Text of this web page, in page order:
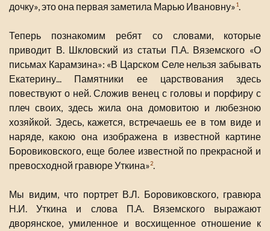
дочку», это она первая заметила Марью Ивановну»1.
Теперь познакомим ребят со словами, которые
приводит В. Шкловский из статьи П.А. Вяземского «О
письмах Карамзина»: «В Царском Селе нельзя забывать
Екатерину... Памятники ее царствования здесь
повествуют о ней. Сложив венец с головы и порфиру с
плеч своих, здесь жила она домовитою и любезною
хозяйкой. Здесь, кажется, встречаешь ее в том виде и
наряде, какою она изображена в известной картине
Боровиковского, еще более известной по прекрасной и
превосходной гравюре Уткина»2.
Мы видим, что портрет В.Л. Боровиковского, гравюра
Н.И. Уткина и слова П.А. Вяземского выражают
дворянское, умиленное и восхищенное отношение к